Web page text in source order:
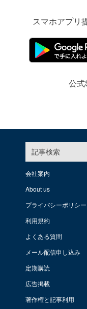
スマホアプリ
公式
記事検索
会社案内
About us
プライバシーポリシー
利用規約
よくある質問
メール配信申し込み
定期購読
広告掲載
著作権と記事利用